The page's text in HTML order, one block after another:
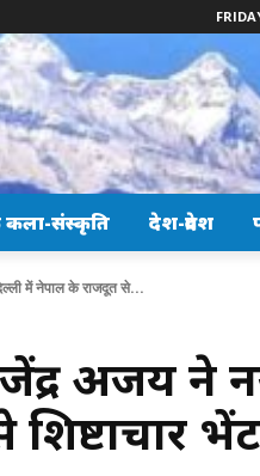
कला-संस्कृति देश-प्रदेश
में नेपाल के राजदूत से...
अजय ने